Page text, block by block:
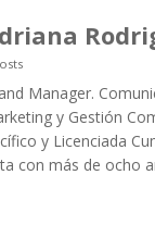
Manager.
y Gestión
y Licenciada
con más de ocho